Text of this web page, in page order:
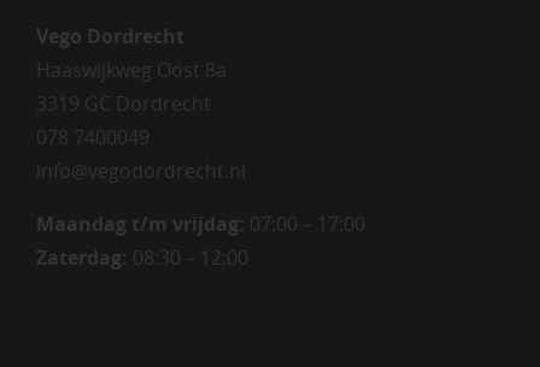
Vego Dordrecht
Haaswijkweg Oost 8a
3319 GC Dordrecht
078 7400049
info@vegodordrecht.nl
Maandag t/m vrijdag: 07:00 – 17:00
Zaterdag: 08:30 – 12:00